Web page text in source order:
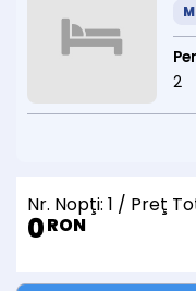
2
Nr. Nopţi: 1 / Preţ
0RON